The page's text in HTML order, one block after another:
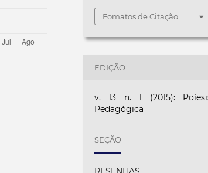
Fomatos de Citação
EDIÇÃO
v. 13 n. 1 (2015):
Pedagógica
SEÇÃO